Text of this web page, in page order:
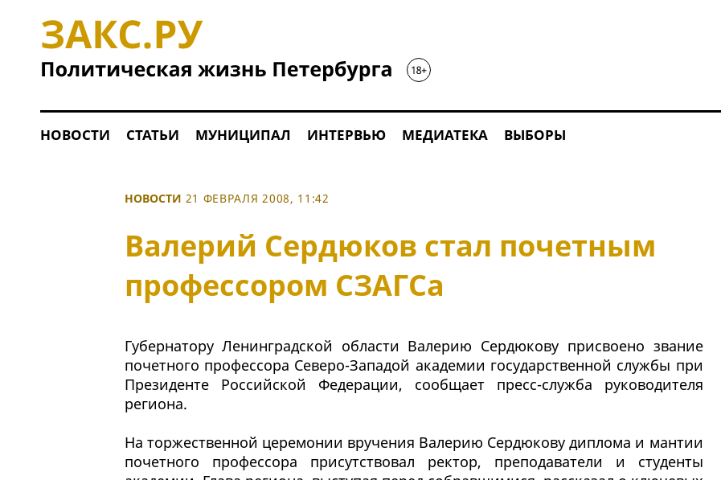
НОВОСТИ СТАТЬИ МУНИЦИПАЛ ИНТЕРВЬЮ МЕДИАТЕКА ВЫБОРЫ
НОВОСТИ 21 ФЕВРАЛЯ 2008, 11:42
Валерий Сердюков стал почетным
профессором СЗАГСа
Губернатору Ленинградской области Валерию Сердюкову присвоено звание
почетного профессора Северо-Западой академии государственной службы при
Президенте Российской Федерации, сообщает пресс-служба руководителя
региона.
На торжественной церемонии вручения Валерию Сердюкову диплома и мантии
почетного профессора присутствовал ректор, преподаватели и студенты